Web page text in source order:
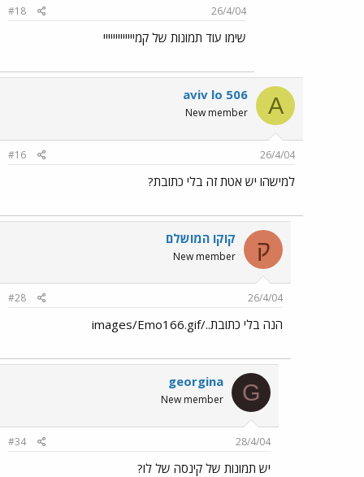
26/4/04
#18
שימו עוד תמונות של קמייייייייייייי
A
aviv lo 506
New member
26/4/04
#16
למישהו יש אטת זה בלי כתובת?
ק קוקו המושלם
New member
26/4/04
#28
הנה בלי כתובת../images/Emo166.gif
G
georgina
New member
28/4/04
#34
יש תמונות של קינסה של לו?